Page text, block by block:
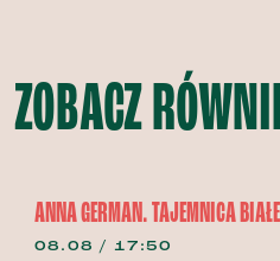
ZOBACZ
ANNA GERMAN. TAJEMNICA
08.08 / 17:50